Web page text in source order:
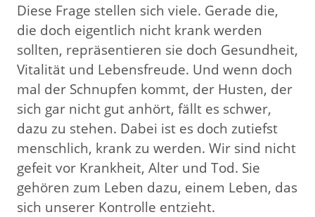
Diese Frage stellen sich viele. Gerade die,
die doch eigentlich nicht krank werden
sollten, repräsentieren sie doch Gesundheit,
Vitalität und Lebensfreude. Und wenn doch
mal der Schnupfen kommt, der Husten, der
sich gar nicht gut anhört, fällt es schwer,
dazu zu stehen. Dabei ist es doch zutiefst
menschlich, krank zu werden. Wir sind nicht
gefeit vor Krankheit, Alter und Tod. Sie
gehören zum Leben dazu, einem Leben, das
sich unserer Kontrolle entzieht.